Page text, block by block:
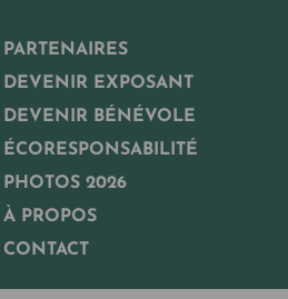
PARTENAIRES
DEVENIR EXPOSANT
DEVENIR BÉNÉVOLE
ÉCORESPONSABILITÉ
PHOTOS 2026
À PROPOS
CONTACT